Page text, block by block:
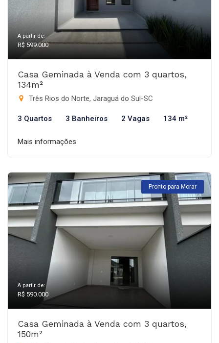
A partir de:
R$ 599.000
Casa Geminada à Venda com 3 quartos,
134m²
Três Rios do Norte, Jaraguá do Sul-SC
3 Quartos 3 Banheiros 2 Vagas 134 m²
Mais informações
Pronto para Morar
A partir de:
R$ 590.000
Casa Geminada à Venda com 3 quartos,
150m²